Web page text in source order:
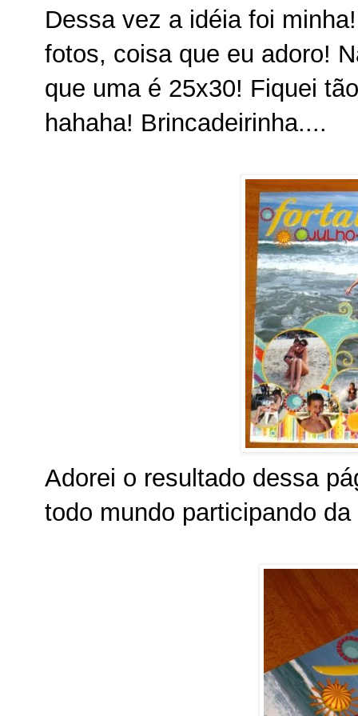
Dessa vez a idéia foi
fotos, coisa que eu adoro!
que uma é 25x30! Fiquei
hahaha! Brincadeirinha....
Adorei o resultado dessa
todo mundo participando